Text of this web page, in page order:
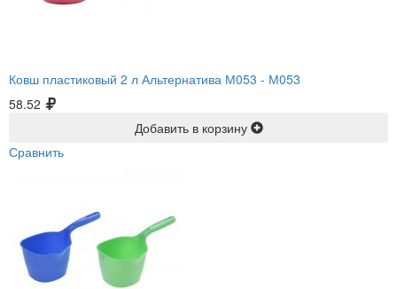
Ковш пластиковый 2 л Альтернатива М053 - М053
58.52
Добавить в корзину
Сравнить